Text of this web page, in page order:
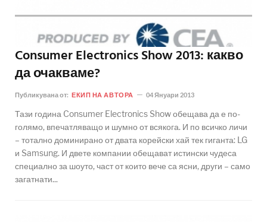
Consumer Electronics Show 2013: какво
да очакваме?
Публикувана от: ЕКИП НА АВТОРА 04 Януари 2013
Тази година Consumer Electronics Show обещава да е по-
голямо, впечатляващо и шумно от всякога. И по всичко личи
– тотално доминирано от двата корейски хай тек гиганта: LG
и Samsung. И двете компании обещават истински чудеса
специално за шоуто, част от които вече са ясни, други – само
загатнати...